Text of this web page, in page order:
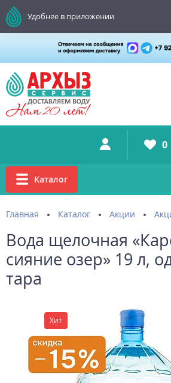
Удобнее в приложении
Каталог
0
Главная Каталог Акции
Вода щелочная
сияние озер» 19 л,
тара
Хит